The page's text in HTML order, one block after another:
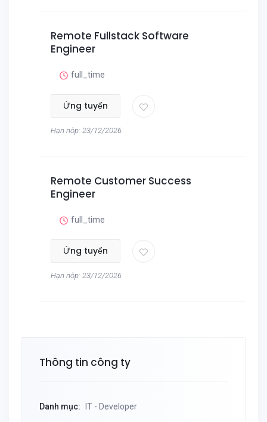
Remote Fullstack Software
Engineer
full_time
Ứng tuyển
Hạn nộp: 23/12/2026
Remote Customer Success
Engineer
full_time
Ứng tuyển
Hạn nộp: 23/12/2026
Thông tin công ty
Danh mục: IT - Developer